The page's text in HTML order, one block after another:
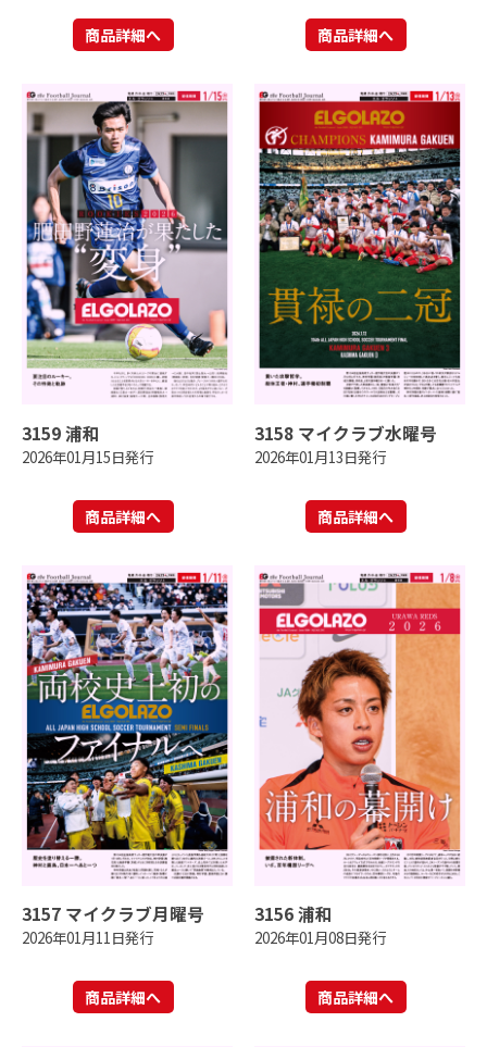
商品詳細へ 商品詳細へ
3159 浦和
2026年01月15日発行
商品詳細へ
3158 マイクラブ水曜号
2026年01月13日発行
商品詳細へ
3157 マイクラブ月曜号
2026年01月11日発行
商品詳細へ
3156 浦和
2026年01月08日発行
商品詳細へ